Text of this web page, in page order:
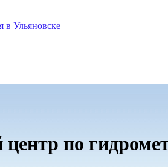
в Ульяновске
центр по